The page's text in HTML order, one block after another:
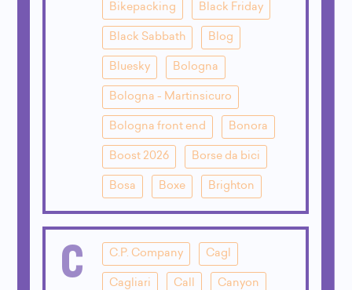
Bikepacking Black Friday
Black Sabbath Blog
Bluesky Bologna
Bologna - Martinsicuro
Bologna front end Bonora
Boost 2026 Borse da bici
Bosa Boxe Brighton
C C.P. Company Cagl
Cagliari Call Canyon